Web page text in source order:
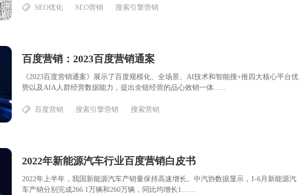
SEO优化 SEO营销 搜索引擎营销
百度营销：2023百度营销通案
《2023百度营销通案》展示了百度规模化、全场景、AI技术和智能搜+推四大核心平台优
势以及AIA人群经营数据能力，提出全链经营的品心效销一体......
百度营销 搜索引擎营销 搜索营销
2022年新能源汽车行业百度营销白皮书
2022年上半年，我国新能源汽车产销量保持高速增长。中汽协数据显示，1-6月新能源汽
车产销分别完成266.1万辆和260万辆，同比均增长1.......